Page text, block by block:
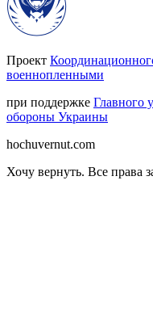
Проект
военнопленными
при поддержке Главного
обороны Украины
hochuvernut.com
Хочу вернуть. Все права